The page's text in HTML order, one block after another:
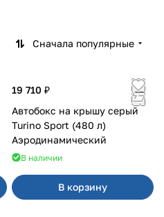
Сначала популярные
19 710 ₽
Автобокс на крышу серый
Turino Sport (480 л)
Аэродинамический
В наличии
В корзину